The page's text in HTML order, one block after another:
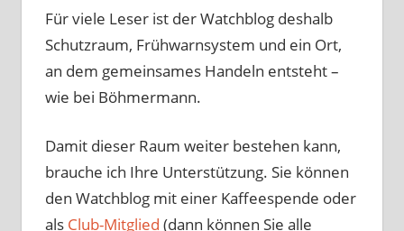
Für viele Leser ist der Watchblog deshalb
Schutzraum, Frühwarnsystem und ein Ort,
an dem gemeinsames Handeln entsteht –
wie bei Böhmermann.
Damit dieser Raum weiter bestehen kann,
brauche ich Ihre Unterstützung. Sie können
den Watchblog mit einer Kaffeespende oder
als Club-Mitglied (dann können Sie alle